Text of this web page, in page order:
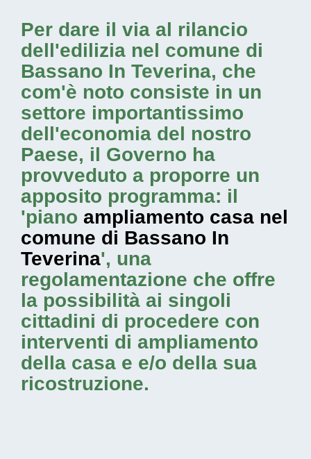
Per dare il via al rilancio
dell'edilizia nel comune di
Bassano In Teverina, che
com'è noto consiste in un
settore importantissimo
dell'economia del nostro
Paese, il Governo ha
provveduto a proporre un
apposito programma: il
'piano ampliamento casa nel
comune di Bassano In
Teverina', una
regolamentazione che offre
la possibilità ai singoli
cittadini di procedere con
interventi di ampliamento
della casa e e/o della sua
ricostruzione.